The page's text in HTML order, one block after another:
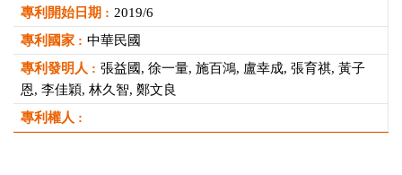
2019/6
中華民國
張益國, 徐一量, 施百鴻, 盧幸成, 張育祺, 黃子
恩, 李佳穎, 林久智, 鄭文良